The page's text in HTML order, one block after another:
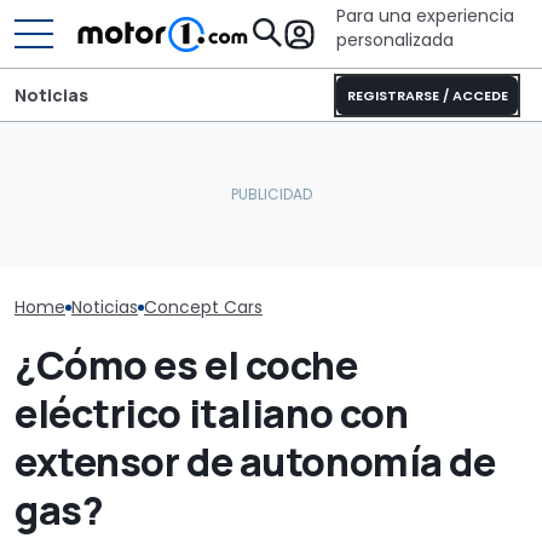
Para una experiencia
personalizada
REGISTRARSE / ACCEDE
Noticias
Home Noticias Concept Cars
¿Cómo es el coche
eléctrico italiano con
extensor de autonomía de
gas?